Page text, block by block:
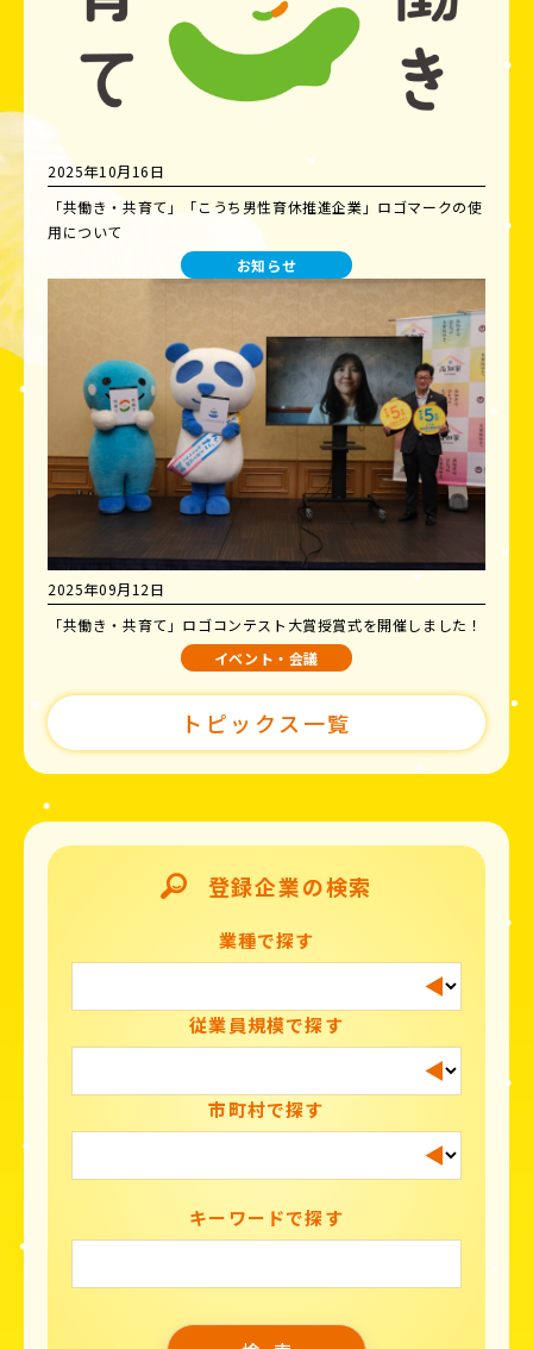
2025年10月16日
「共働き・共育て」「こうち男性育休推進企業」ロゴマークの使
用について
お知らせ
2025年09月12日
「共働き・共育て」ロゴコンテスト大賞授賞式を開催しました！
イベント・会議
トピックス一覧
登録企業の検索
業種で探す
従業員規模で探す
市町村で探す
キーワードで探す